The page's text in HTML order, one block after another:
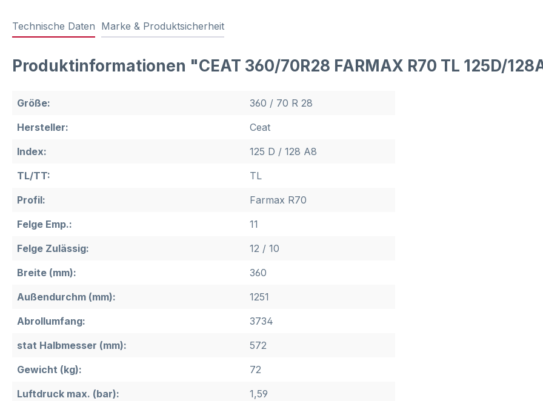
Technische Daten Marke & Produktsicherheit
Produktinformationen "CEAT 360/70R28 FARMAX R70 TL 125D/
Größe:
360 / 70 R 28
Hersteller:
Ceat
Index:
125 D / 128 A8
TL/TT:
TL
Profil:
Farmax R70
Felge Emp.:
11
Felge Zulässig:
12 / 10
Breite (mm):
360
Außendurchm (mm):
1251
Abrollumfang:
3734
stat Halbmesser (mm):
572
Gewicht (kg):
72
Luftdruck max. (bar):
1,59